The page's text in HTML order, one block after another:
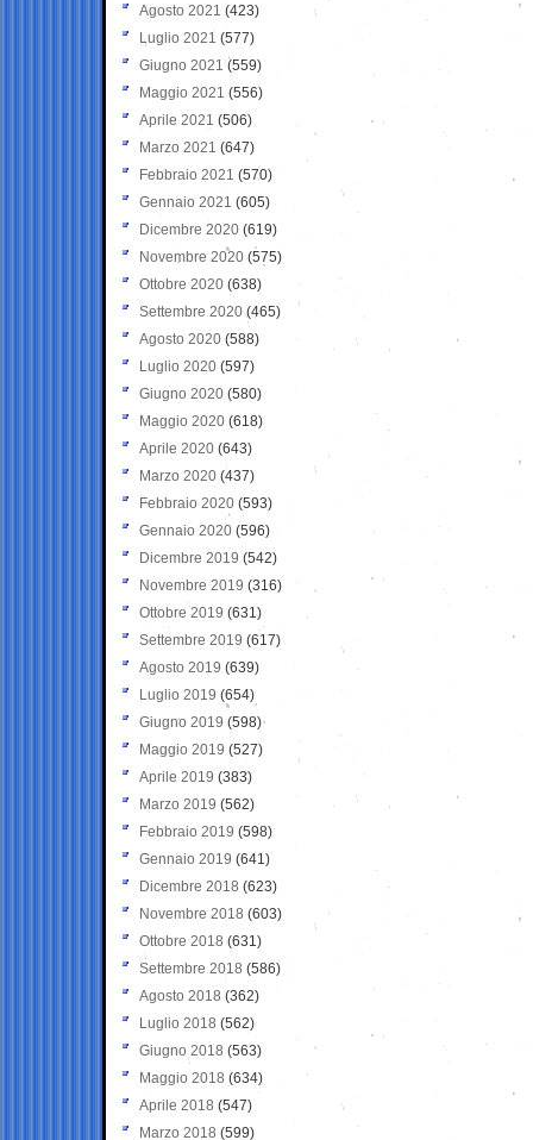
Agosto 2021 (423)
Luglio 2021 (577)
Giugno 2021(559)
Maggio 2021 (556)
Aprile 2021 (506)
Marzo 2021 (647)
Febbraio 2021 (570)
Gennaio 2021 (605)
Dicembre 2020 (619)
Novembre 2020 (575)
Ottobre 2020 (638)
Settembre 2020(465)
Agosto 2020 (588)
Luglio 2020 (597)
Giugno 2020 (580)
Maggio 2020 (618)
Aprile 2020 (643)
Marzo 2020 (437)
Febbraio 2020 (593)
Gennaio 2020 (596)
Dicembre 2019 (542)
Novembre 2019 (316)
Ottobre 2019 (631)
Settembre 2019 (617)
Agosto 2019 (639)
Luglio 2019 (654)
Giugno 2019 (598)
Maggio 2019 (527)
Aprile 2019 (383)
Marzo 2019 (562)
Febbraio 2019 (598)
Gennaio 2019 (641)
Dicembre 2018 (623)
Novembre 2018 (603)
Ottobre 2018 (631)
Settembre 2018 (586)
Agosto 2018 (362)
Luglio 2018 (562)
Giugno 2018 (563)
Maggio 2018 (634)
Aprile 2018 (547)
Marzo 2018 (599)